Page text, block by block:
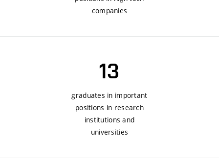
companies
13
graduates in important
positions in research
institutions and
universities